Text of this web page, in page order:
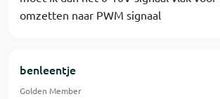
omzetten naar PWM signaal
benleentje
Golden Member